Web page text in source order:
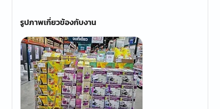
รูปภาพเกี่ยวข้องกับงาน